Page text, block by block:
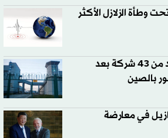
وطأة الزلازل الأكثر
واشنطن تحظر الاستيراد من 43 شركة بعد
بالصين
في معارضة